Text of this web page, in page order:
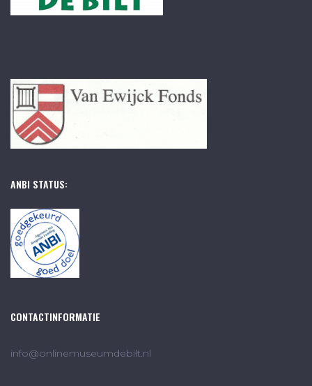
ANBI STATUS:
CONTACTINFORMATIE
info@onlinemuseumdebilt.nl